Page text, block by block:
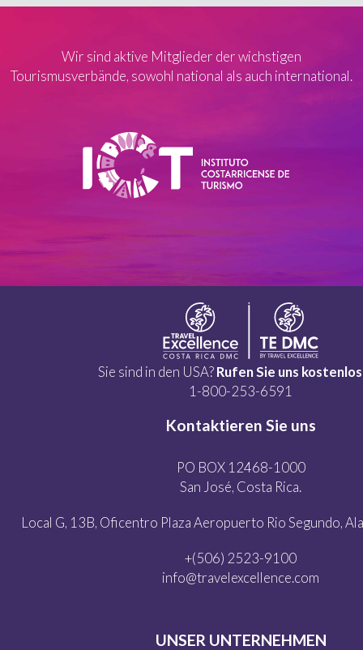
Wir sind aktive Mitglieder der wichstigen
Tourismusverbände, sowohl national als auch international.
Sie sind in den USA?Rufen Sie uns
1-800-253-6591
Kontaktieren Sie uns
PO BOX 12468-1000
San José, Costa Rica.
Local G, 13B, Oficentro Plaza Aeropuerto Rio Segundo,
+(506) 2523-9100
info@travelexcellence.com
UNSER UNTERNEHMEN